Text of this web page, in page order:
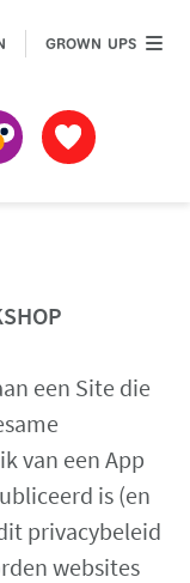
MuppetsFavorites
GROWN UPSGROWN
een Site die
van een App
is (en
privacybeleid
websites